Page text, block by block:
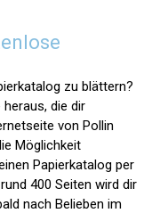
zu blättern?
die dir
von Pollin
Möglichkeit
Papierkatalog per
400 Seiten wird dir
nach Belieben im